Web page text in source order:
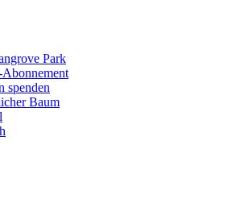
Park
spenden
Baum